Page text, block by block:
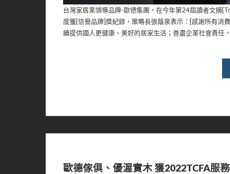
台灣家居業領導品牌-歐德集團，在今年第24屆讀者文摘
度獲[信譽品牌]獎紀錄，策略長張蔭泉表示：[感謝所有消
續提供國人更健康、美好的居家生活；善盡企業社會責任
歐德傢俱、優渥實木 獲2022TCFA服